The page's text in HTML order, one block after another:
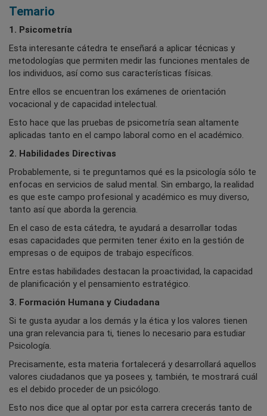
Temario
1. Psicometría
Esta interesante cátedra te enseñará a aplicar técnicas y
metodologías que permiten medir las funciones mentales de
los individuos, así como sus características físicas.
Entre ellos se encuentran los exámenes de orientación
vocacional y de capacidad intelectual.
Esto hace que las pruebas de psicometría sean altamente
aplicadas tanto en el campo laboral como en el académico.
2. Habilidades Directivas
Probablemente, si te preguntamos qué es la psicología sólo te
enfocas en servicios de salud mental. Sin embargo, la realidad
es que este campo profesional y académico es muy diverso,
tanto así que aborda la gerencia.
En el caso de esta cátedra, te ayudará a desarrollar todas
esas capacidades que permiten tener éxito en la gestión de
empresas o de equipos de trabajo específicos.
Entre estas habilidades destacan la proactividad, la capacidad
de planificación y el pensamiento estratégico.
3. Formación Humana y Ciudadana
Si te gusta ayudar a los demás y la ética y los valores tienen
una gran relevancia para ti, tienes lo necesario para estudiar
Psicología.
Precisamente, esta materia fortalecerá y desarrollará aquellos
valores ciudadanos que ya posees y, también, te mostrará cuál
es el debido proceder de un psicólogo.
Esto nos dice que al optar por esta carrera crecerás tanto de